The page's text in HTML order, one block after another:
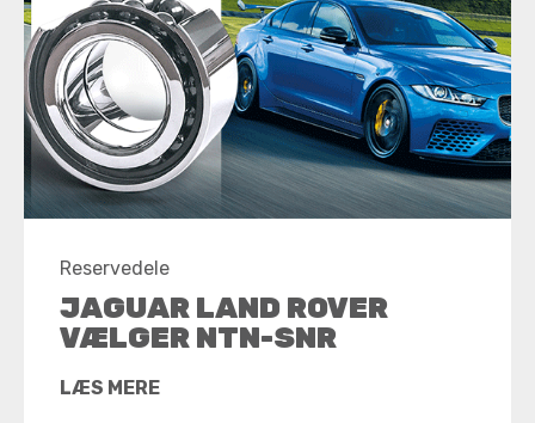
Reservedele
JAGUAR LAND ROVER
VÆLGER NTN-SNR
LÆS MERE